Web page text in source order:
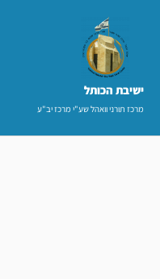
ישיבת הכותל​
מרכז תורני וואהל שע"י מרכז יב"ע